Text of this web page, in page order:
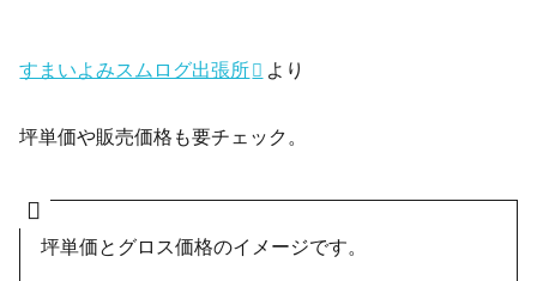
すまいよみスムログ出張所 より
坪単価や販売価格も要チェック。
坪単価とグロス価格のイメージです。